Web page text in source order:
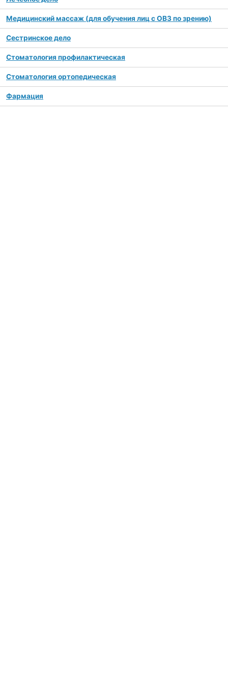
Медицинский массаж (для обучения лиц с ОВЗ по зрению)
Сестринское дело
Стоматология профилактическая
Стоматология ортопедическая
Фармация